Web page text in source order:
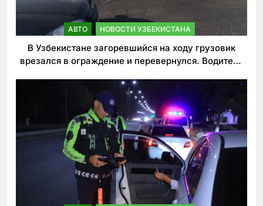
АВТО НОВОСТИ УЗБЕКИСТАНА
В Узбекистане загоревшийся на ходу грузовик
врезался в ограждение и перевернулся. Водитель